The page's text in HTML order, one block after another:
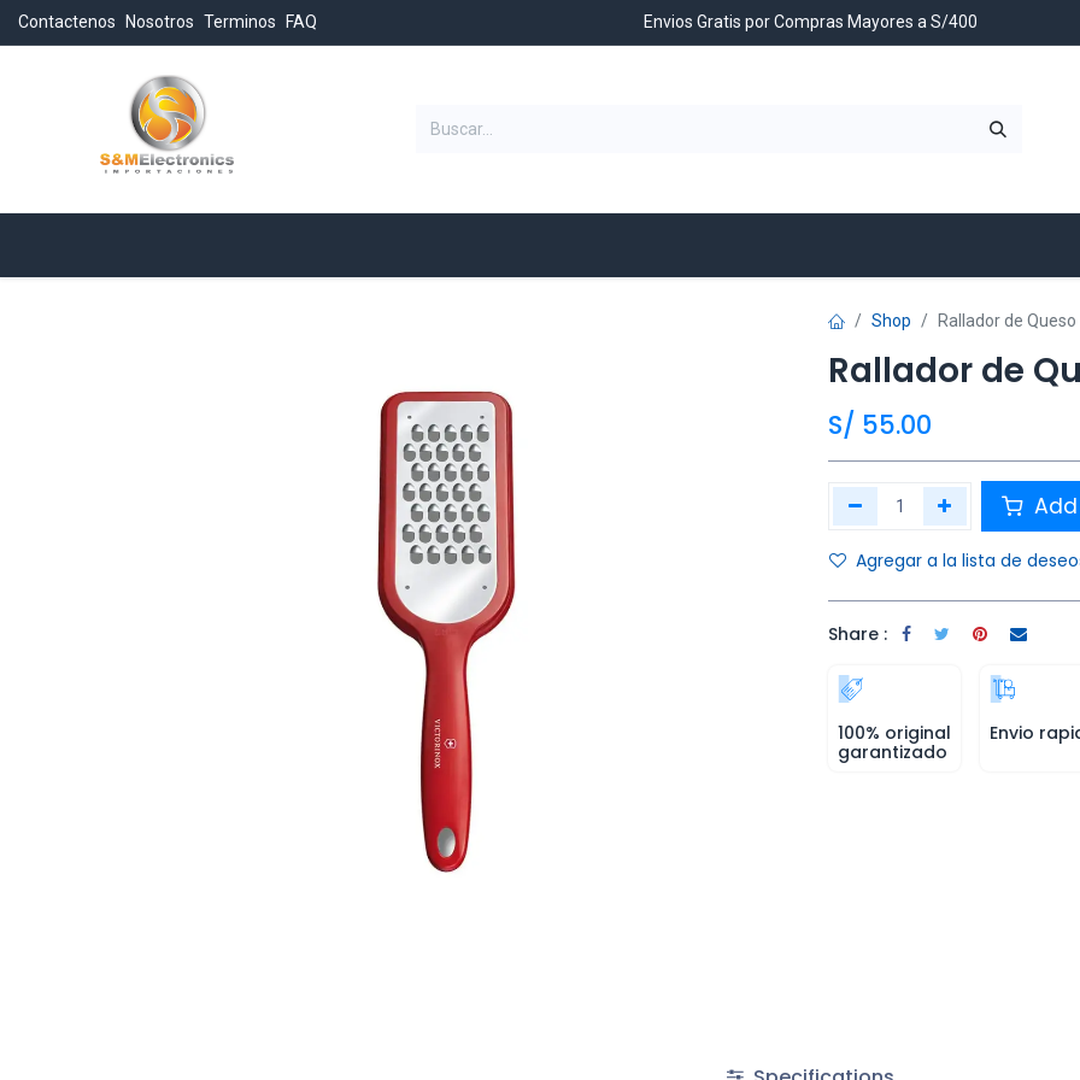
Contactenos Nosotros Terminos FAQ Envios Gratis por Compras Mayores a S/400
Shop Rallador de
Rallador de
S/ 55.00
Agregar a la lista de
Share :
100% original
garantizado
Envio